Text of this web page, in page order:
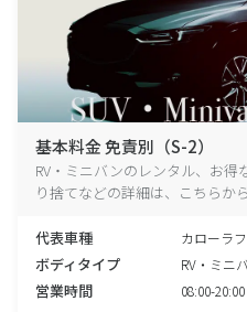
基本料金 免責別（S-2）
RV・ミニバンのレンタル、お
り捨てなどの詳細は、こちらか
代表車種 カローラ
ボディタイプ RV・ミニ
営業時間 08:00-20:00